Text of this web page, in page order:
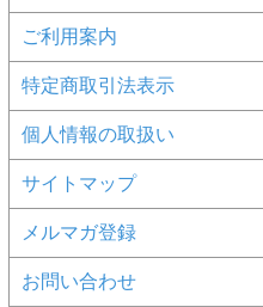
ご利用案内
特定商取引法表示
個人情報の取扱い
サイトマップ
メルマガ登録
お問い合わせ